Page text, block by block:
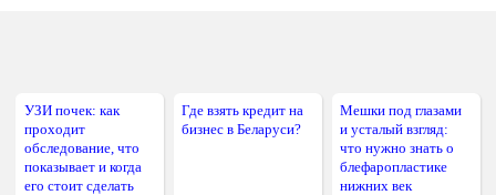
new myBreak ('-' 'Элемент 1'
echo $_Class_myBreak
УЗИ почек: как
проходит
обследование, что
показывает и когда
его стоит сделать
Где взять кредит на
бизнес в Беларуси?
Мешки под глазами
и усталый взгляд:
что нужно знать о
блефаропластике
нижних век